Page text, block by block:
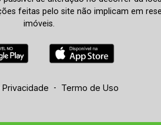
feitas pelo site não implicam em
imóveis.
- Termo de Uso